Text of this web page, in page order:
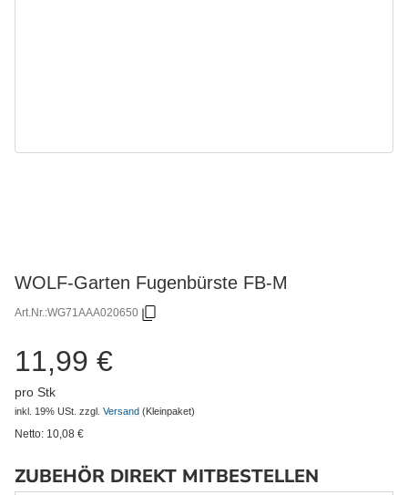
WOLF-Garten Fugenbürste FB-M
Art.Nr.:WG71AAA020650
11,99 €
pro Stk
inkl. 19% USt. zzgl. Versand (Kleinpaket)
Netto: 10,08 €
ZUBEHÖR DIREKT MITBESTELLEN